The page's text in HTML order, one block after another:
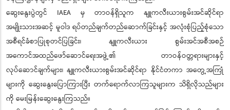
ဆွေးနွေးပွဲတွင် IAEA မှ တာဝန်ရှိသူက နျူကလီးယားစွမ်းအင်ဆိုင်ရာ
အမျိုးသားအဆင့် မူဝါဒ ရပ်တည်ချက်တည်ဆောက်ခြင်းနှင့် အလုံးစုံပြည့်စုံသော
အစီရင်ခံစာပြုစုတင်ပြခြင်း၊ နျူကလီးယား စွမ်းအင်အစီအစဉ်
အကောင်အထည်ဖော်ဆောင်ရေးအဖွဲ့၏ တာဝန်ဝတ္တရားများနှင့်
လုပ်ဆောင်ချက်များ၊ နျူကလီးယားစွမ်းအင်ဆိုင်ရာ နိုင်ငံတကာ အတွေ့အကြုံ
များကို ဆွေးနွေးပြောကြားပြီး တက်ရောက်လာကြသူများက သိရှိလိုသည်များ
ကို မေးမြန်းဆွေးနွေးကြသည်။